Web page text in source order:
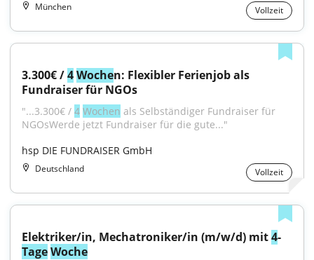
München Vollzeit
3.300€ / 4Wochen: Flexibler Ferienjob als
Fundraiser für NGOs
"...3.300€ / 4 Wochen als Selbständiger Fundraiser für
NGOsWerde jetzt Fundraiser für die gute..."
hsp DIE FUNDRAISER GmbH
Deutschland Vollzeit
Elektriker/in, Mechatroniker/in (m/w/d) mit 4-
TageWoche